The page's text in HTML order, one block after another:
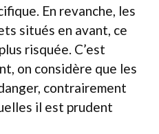
En revanche, les
situés en avant, ce
risquée. C’est
on considère que les
contrairement
il est prudent